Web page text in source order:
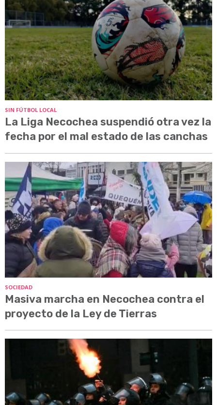
SIN FÚTBOL LOCAL
La Liga Necochea suspendió otra vez la
fecha por el mal estado de las canchas
SOCIEDAD
Masiva marcha en Necochea contra el
proyecto de la Ley de Tierras